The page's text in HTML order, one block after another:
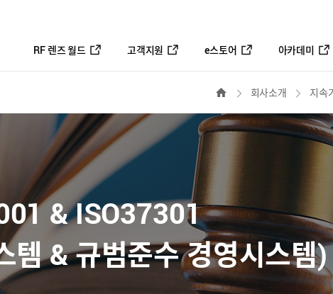
RF 렌즈 월드 고객지원 e스토어 아카데미
회사소개 지속
& ISO37301
템 & 규범준수 경영시스템)